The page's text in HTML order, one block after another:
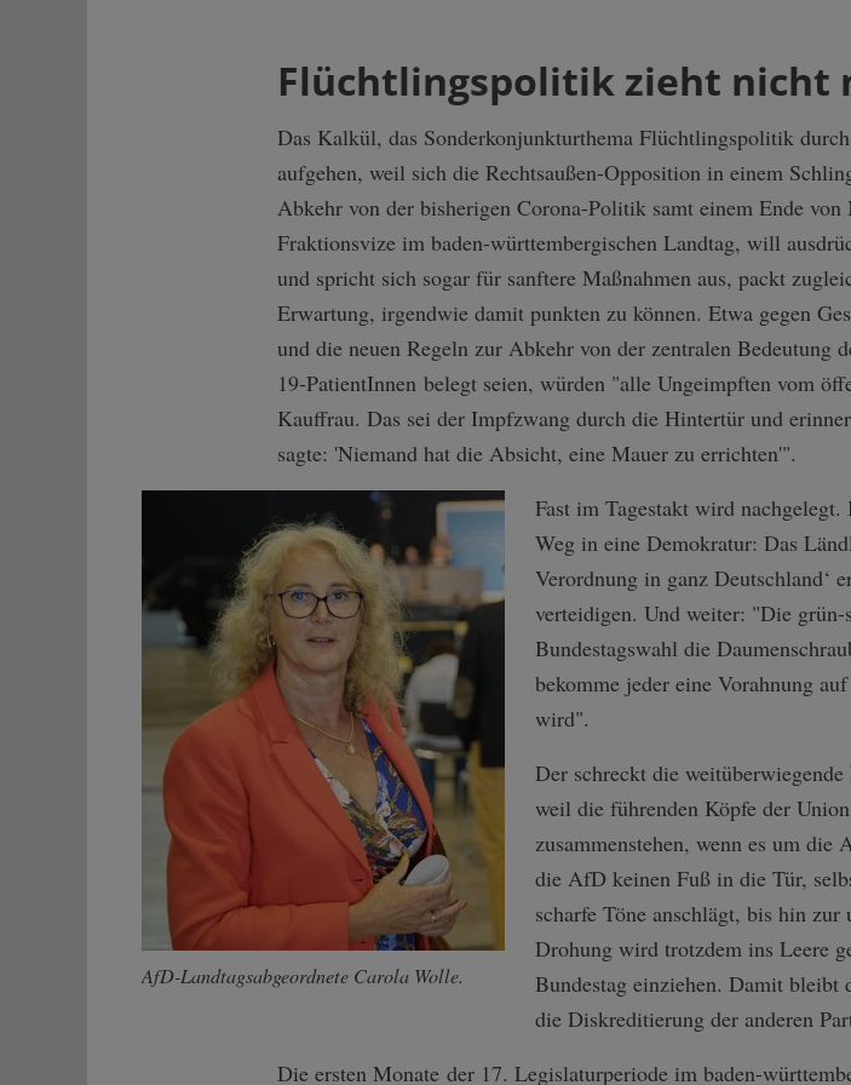
Flüchtlingspolitik zieht nicht
Das Kalkül, das Sonderkonjunkturthema Flüchtlingspolitik
aufgehen, weil sich die Rechtsaußen-Opposition in einem
Abkehr von der bisherigen Corona-Politik samt einem Ende
Fraktionsvize im baden-württembergischen Landtag, will
und spricht sich sogar für sanftere Maßnahmen aus, packt
Erwartung, irgendwie damit punkten zu können. Etwa gegen
und die neuen Regeln zur Abkehr von der zentralen
19-PatientInnen belegt seien, würden "alle Ungeimpften vom
Kauffrau. Das sei der Impfzwang durch die Hintertür und
sagte: 'Niemand hat die Absicht, eine Mauer zu errichten'".
AfD-Landtagsabgeordnete Carola Wolle.
Fast im Tagestakt wird
Weg in eine Demokratur: Das
Verordnung in ganz Deutschland‘
verteidigen. Und weiter: "Die
Bundestagswahl die
bekomme jeder eine Vorahnung
wird".
Der schreckt die
weil die führenden Köpfe der
zusammenstehen, wenn es um
die AfD keinen Fuß in die Tür,
scharfe Töne anschlägt, bis hin zur
Drohung wird trotzdem ins Leere
Bundestag einziehen. Damit bleibt
die Diskreditierung der anderen
Die ersten Monate der 17. Legislaturperiode im baden-